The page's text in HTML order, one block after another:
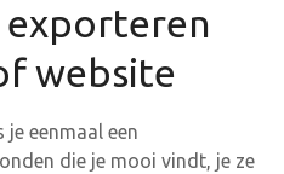
exporteren
website
eenmaal een
die je mooi vindt, je ze